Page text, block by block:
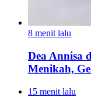
8 menit lalu
Dea Annisa
Menikah,
15 menit lalu